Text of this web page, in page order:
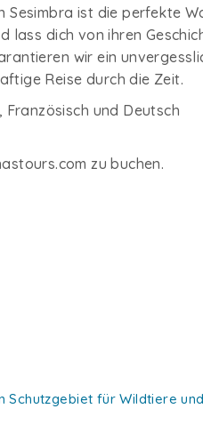
Sesimbra ist die perfekte
lass dich von ihren
wir ein
Reise durch die Zeit.
Französisch und Deutsch
zu buchen.
Schutzgebiet für Wildtiere und